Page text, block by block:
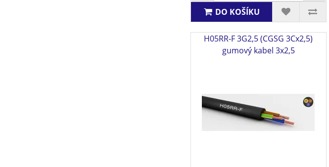
DO KOŠÍKU
H05RR-F 3G2,5 (CGSG 3Cx2,5)
gumový kabel 3x2,5